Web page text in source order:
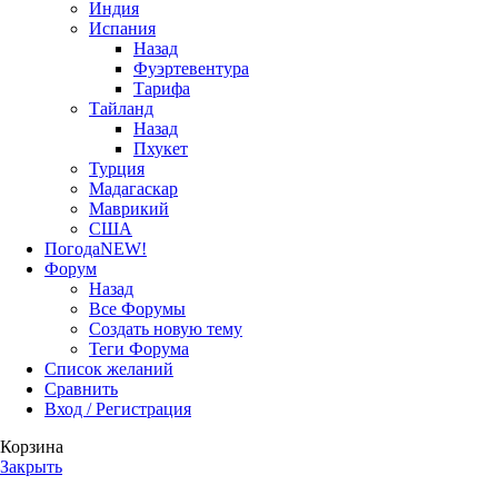
Индия
Испания
Назад
Фуэртевентура
Тарифа
Тайланд
Назад
Пхукет
Турция
Мадагаскар
Маврикий
США
ПогодаNEW!
Форум
Назад
Все Форумы
Создать новую тему
Теги Форума
Список желаний
Сравнить
Вход / Регистрация
Корзина
Закрыть